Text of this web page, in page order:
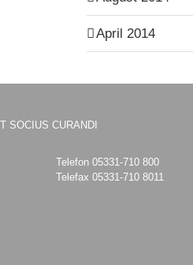
April 2014
SOCIUS CURANDI
Telefon 05331-710 800
Telefax 05331-710 8011